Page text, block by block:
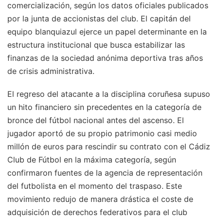
comercialización, según los datos oficiales publicados
por la junta de accionistas del club. El capitán del
equipo blanquiazul ejerce un papel determinante en la
estructura institucional que busca estabilizar las
finanzas de la sociedad anónima deportiva tras años
de crisis administrativa.
El regreso del atacante a la disciplina coruñesa supuso
un hito financiero sin precedentes en la categoría de
bronce del fútbol nacional antes del ascenso. El
jugador aportó de su propio patrimonio casi medio
millón de euros para rescindir su contrato con el Cádiz
Club de Fútbol en la máxima categoría, según
confirmaron fuentes de la agencia de representación
del futbolista en el momento del traspaso. Este
movimiento redujo de manera drástica el coste de
adquisición de derechos federativos para el club